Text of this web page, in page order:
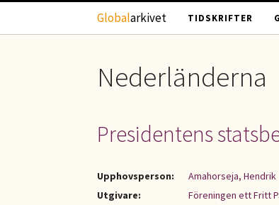
Hoppa till huvudinnehåll
Globalarkivet TIDSKRIFTER
Nederländerna
Presidentens
Upphovsperson:
Amahorseja, Hendrik
Utgivare:
Föreningen ett Fritt